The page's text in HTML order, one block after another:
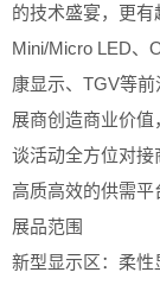
的技术盛宴，更
Mini/Micro LED、
康显示、TGV等
展商创造商业价
谈活动全方位对
高质高效的供需平
展品范围
新型显示区：柔性